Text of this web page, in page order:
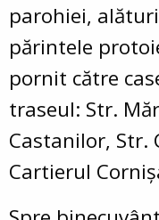
parohiei,
părintele
pornit către
traseul: Str.
Castanilor, Str.
Cartierul